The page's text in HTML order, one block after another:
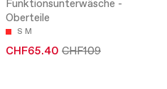
Funktionsunterwäsche -
Oberteile
S M
CHF65.40 CHF109